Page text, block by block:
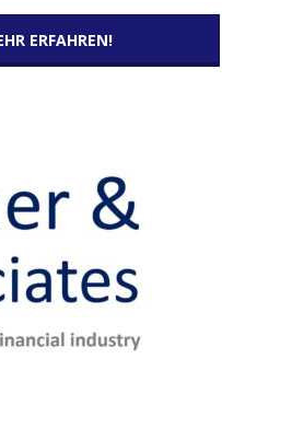
ERFAHREN!